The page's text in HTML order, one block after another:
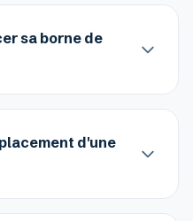
sa borne de
d'une